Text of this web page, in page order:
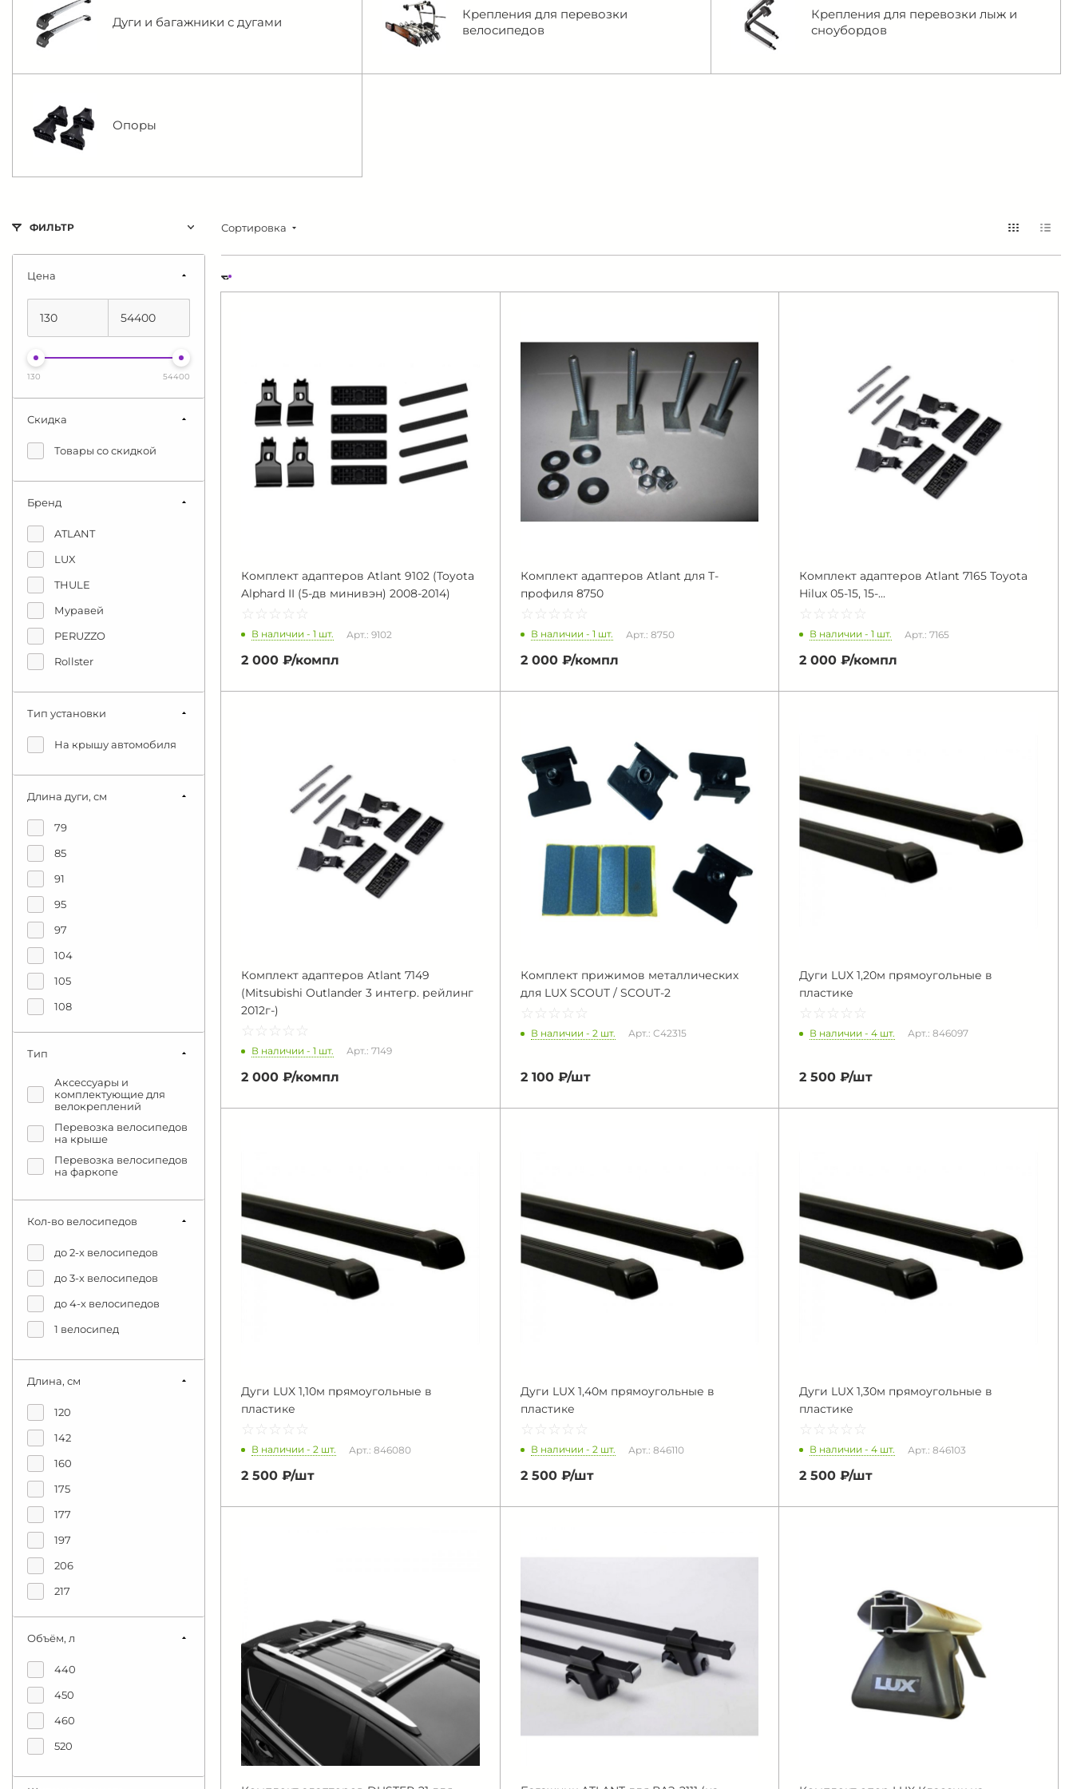
Дуги и багажники с дугами
Крепления для перевозки
велосипедов
Крепления для перевозки лыж и
сноубордов
Опоры
Сортировка
Комплект адаптеров Atlant 9102 (Toyota
Alphard II (5-дв минивэн) 2008-2014)
☆ ☆ ☆ ☆ ☆
★ ★ ★ ★ ★
В наличии - 1 шт. Арт.: 9102
2 000 ₽/компл
Комплект адаптеров Atlant для Т-
профиля 8750
☆ ☆ ☆ ☆ ☆
★ ★ ★ ★ ★
В наличии - 1 шт. Арт.: 8750
2 000 ₽/компл
Комплект адаптеров Atlant 7165 Toyota
Hilux 05-15, 15-...
☆ ☆ ☆ ☆ ☆
★ ★ ★ ★ ★
В наличии - 1 шт. Арт.: 7165
2 000 ₽/компл
Комплект адаптеров Atlant 7149
(Mitsubishi Outlander 3 интегр. рейлинг
2012г-)
☆ ☆ ☆ ☆ ☆
★ ★ ★ ★ ★
В наличии - 1 шт. Арт.: 7149
2 000 ₽/компл
Комплект прижимов металлических
для LUX SCOUT / SCOUT-2
☆ ☆ ☆ ☆ ☆
★ ★ ★ ★ ★
В наличии - 2 шт. Арт.: C42315
2 100 ₽/шт
Дуги LUX 1,20м прямоугольные в
пластике
☆ ☆ ☆ ☆ ☆
★ ★ ★ ★ ★
В наличии - 4 шт. Арт.: 846097
2 500 ₽/шт
Дуги LUX 1,10м прямоугольные в
пластике
☆ ☆ ☆ ☆ ☆
★ ★ ★ ★ ★
В наличии - 2 шт. Арт.: 846080
2 500 ₽/шт
Дуги LUX 1,40м прямоугольные в
пластике
☆ ☆ ☆ ☆ ☆
★ ★ ★ ★ ★
В наличии - 2 шт. Арт.: 846110
2 500 ₽/шт
Дуги LUX 1,30м прямоугольные в
пластике
☆ ☆ ☆ ☆ ☆
★ ★ ★ ★ ★
В наличии - 4 шт. Арт.: 846103
2 500 ₽/шт
ФИЛЬТР
Цена
130 54400
Скидка
Товары со скидкой
Бренд
ATLANT
LUX
THULE
Муравей
PERUZZO
Rollster
Тип установки
На крышу автомобиля
Длина дуги, см
79
85
91
95
97
104
105
108
110
118
120
125
126
Тип
Аксессуары и
комплектующие для
велокреплений
Перевозка велосипедов
на крыше
Перевозка велосипедов
на фаркопе
Кол-во велосипедов
до 2-х велосипедов
до 3-х велосипедов
до 4-х велосипедов
1 велосипед
Длина, см
120
142
160
175
177
197
206
217
Объём, л
440
450
460
520